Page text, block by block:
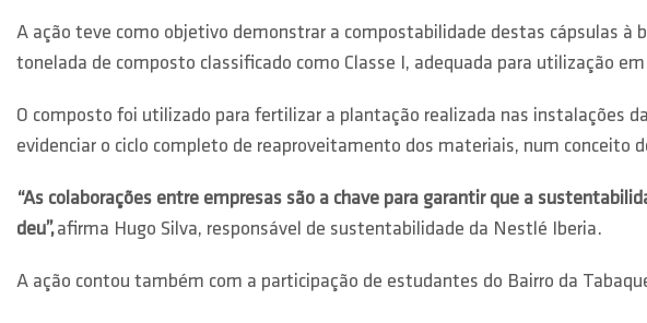
A ação teve como objetivo demonstrar a compostabilidade destas cápsulas à
tonelada de composto classificado como Classe I, adequada para utilização
O composto foi utilizado para fertilizar a plantação realizada nas instalações
evidenciar o ciclo completo de reaproveitamento dos materiais, num conceito
“As colaborações entre empresas são a chave para garantir que a
deu”,afirma Hugo Silva, responsável de sustentabilidade da Nestlé Iberia.
A ação contou também com a participação de estudantes do Bairro da